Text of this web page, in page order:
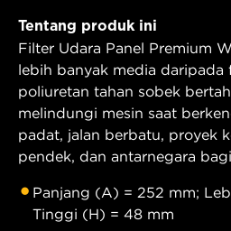
Tentang produk ini
Filter Udara Panel Premium
lebih banyak media daripada
poliuretan tahan sobek
melindungi mesin saat
padat, jalan berbatu, proyek
pendek, dan antarnegara
Panjang (A) = 252 mm;
Tinggi (H) = 48 mm